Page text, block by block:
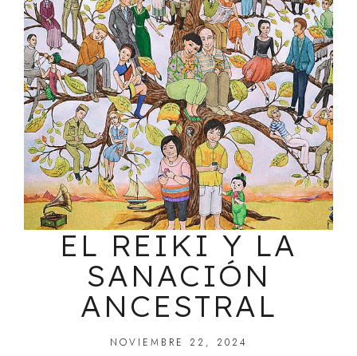
EL REIKI Y LA
SANACIÓN
ANCESTRAL
NOVIEMBRE 22, 2024